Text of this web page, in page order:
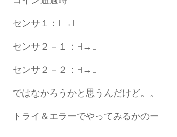
センサ１：L→H
センサ２－１：H→L
センサ２－２：H→L
ではなかろうかと思うんだけど。。
トライ＆エラーでやってみるかのー